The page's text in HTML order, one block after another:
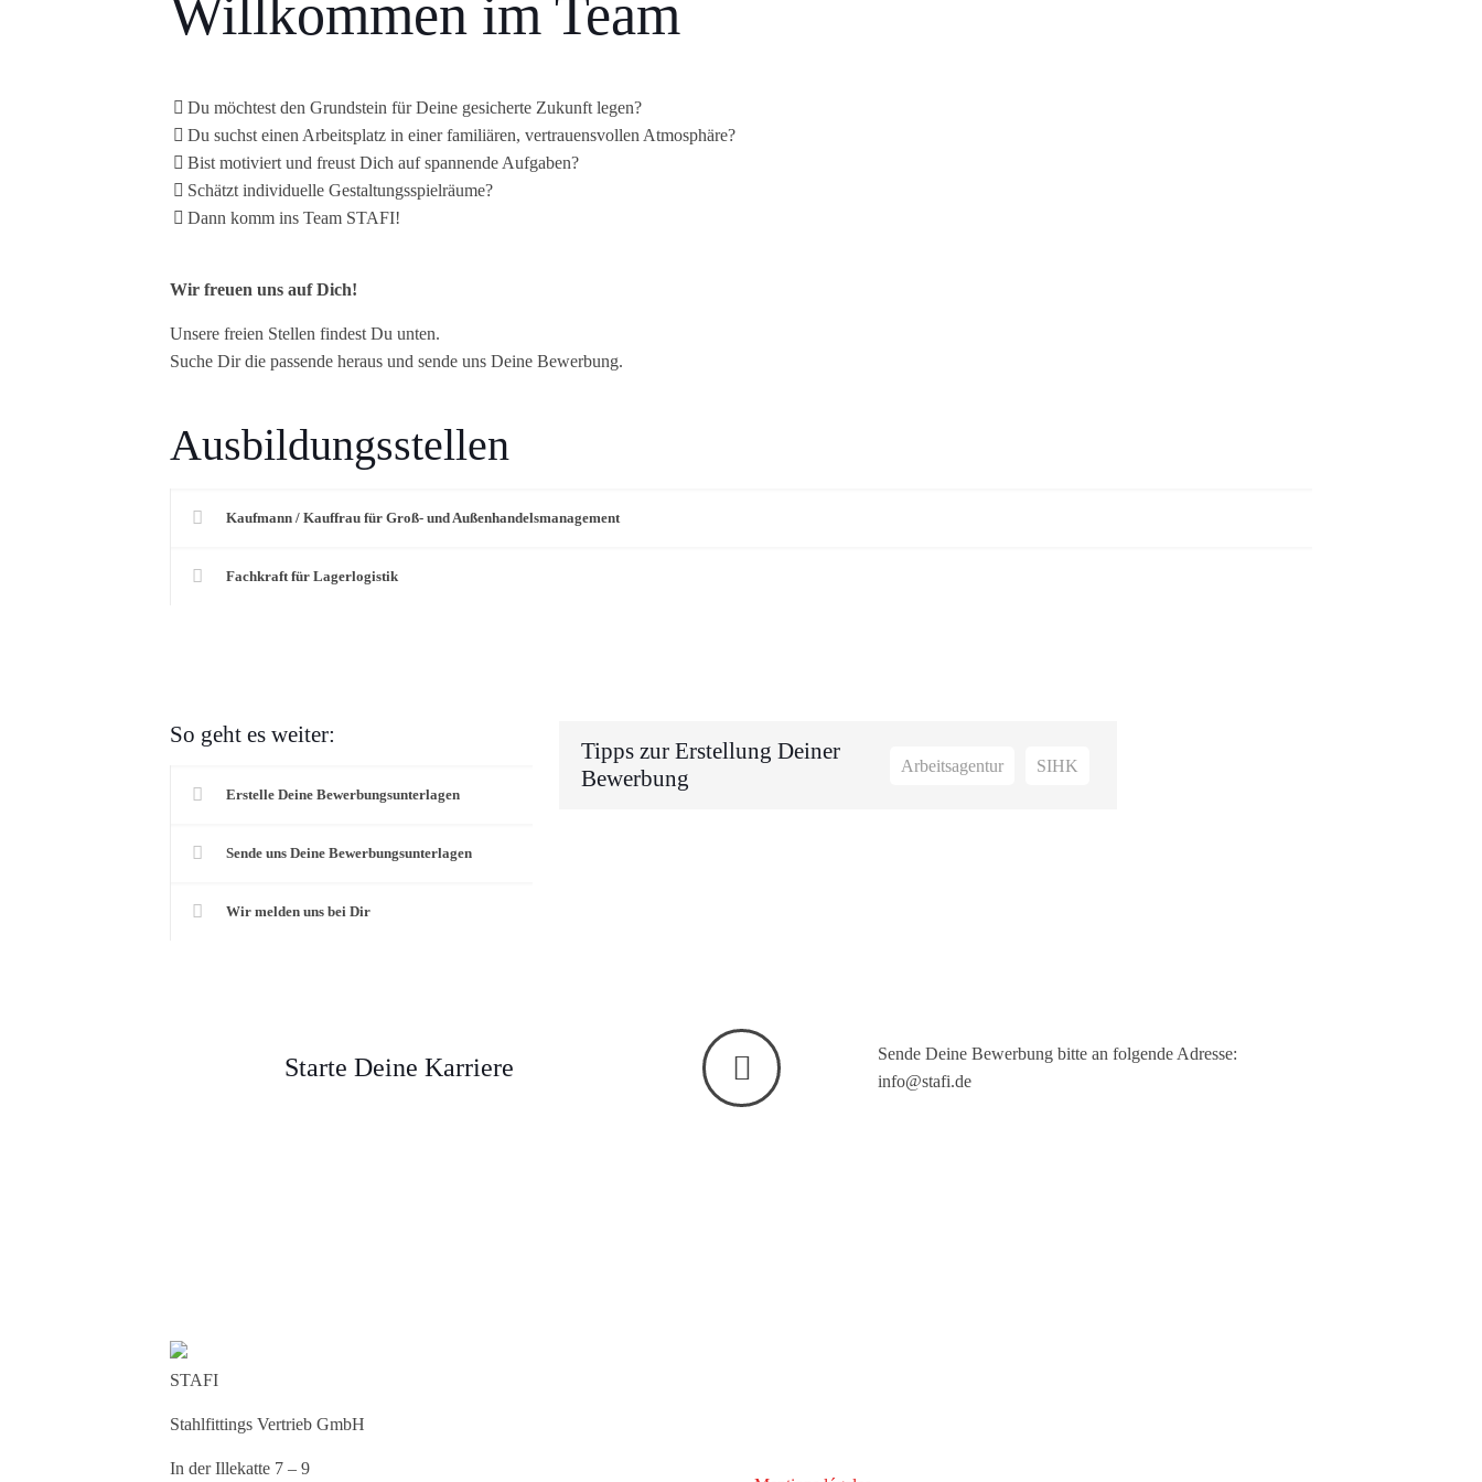
Willkommen im Team
Du möchtest den Grundstein für Deine gesicherte Zukunft legen?
Du suchst einen Arbeitsplatz in einer familiären, vertrauensvollen Atmosphäre?
Bist motiviert und freust Dich auf spannende Aufgaben?
Schätzt individuelle Gestaltungsspielräume?
Dann komm ins Team STAFI!
Wir freuen uns auf Dich!
Unsere freien Stellen findest Du unten.
Suche Dir die passende heraus und sende uns Deine Bewerbung.
Ausbildungsstellen
Kaufmann / Kauffrau für Groß- und Außenhandelsmanagement
Fachkraft für Lagerlogistik
So geht es weiter:
Erstelle Deine Bewerbungsunterlagen
Sende uns Deine Bewerbungsunterlagen
Wir melden uns bei Dir
Tipps zur Erstellung Deiner
Bewerbung
Arbeitsagentur SIHK
Starte Deine Karriere
Sende Deine Bewerbung bitte an folgende Adresse:
info@stafi.de
STAFI
Stahlfittings Vertrieb GmbH
In der Illekatte 7 – 9